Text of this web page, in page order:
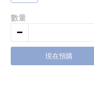
數量
現在預購